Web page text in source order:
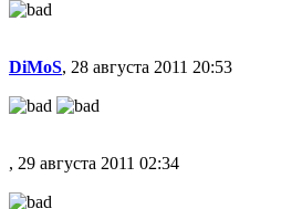
DiMoS, 28 августа 2011 20:53
, 29 августа 2011 02:34